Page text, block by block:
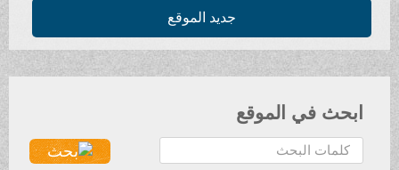
جديد الموقع
ابحث في الموقع